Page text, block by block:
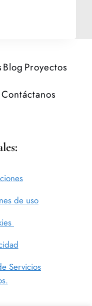
Blog Proyectos
Contáctanos
de uso
Servicios